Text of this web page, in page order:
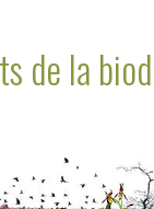
de la